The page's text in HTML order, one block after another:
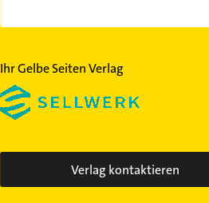
Ihr Gelbe Seiten Verlag
Verlag kontaktieren